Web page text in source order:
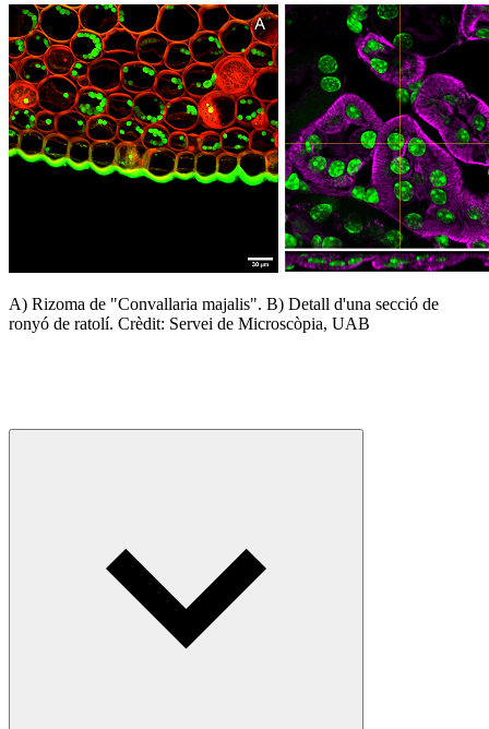
A) Rizoma de "Convallaria majalis". B) Detall d'una secció de
ronyó de ratolí. Crèdit: Servei de Microscòpia, UAB